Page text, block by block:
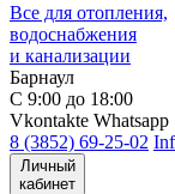
Все для отопления,
водоснабжения
и канализации
Барнаул
С 9:00 до 18:00
Vkontakte Whatsapp
8 (3852) 69-25-02
Личный
кабинет